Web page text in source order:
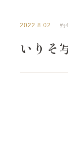
真館ブ
2022.8.02 約
いりそ